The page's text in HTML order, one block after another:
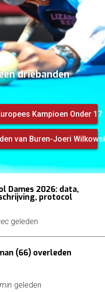
driebanden
Kampioen Onder 17
van Buren-Joeri
Dames 2026: data,
protocol
geleden
(66) overleden
geleden